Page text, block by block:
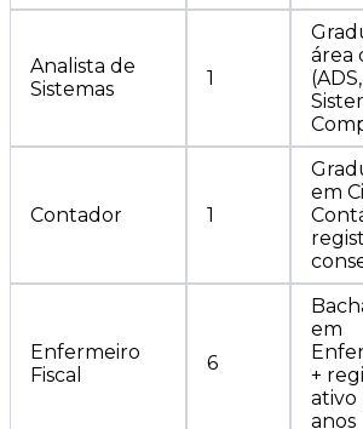
Analista de
Sistemas
1
área
(ADS,
Contador 1
em
Enfermeiro
Fiscal
6
em
+
ativo
anos